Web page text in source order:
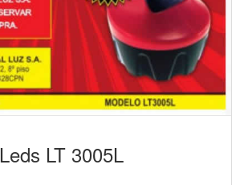
LT 3005L